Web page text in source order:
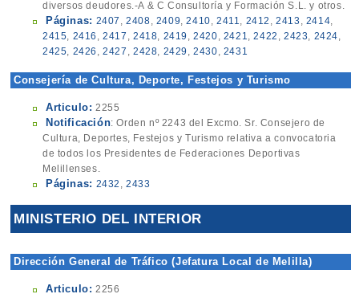
diversos deudores.-A & C Consultoría y Formación S.L. y otros.
Páginas: 2407 ,2408, 2409,2410, 2411, 2412 ,2413 , 2414,
2415, 2416 ,2417 , 2418, 2419 ,2420, 2421,2422 , 2423, 2424,
2425, 2426 ,2427 , 2428, 2429 ,2430, 2431
Consejería de Cultura, Deporte, Festejos y Turismo
Articulo: 2255
Notificación: Orden nº 2243 del Excmo. Sr. Consejero de
Cultura, Deportes, Festejos y Turismo relativa a convocatoria
de todos los Presidentes de Federaciones Deportivas
Melillenses.
Páginas: 2432 ,2433
MINISTERIO DEL INTERIOR
Dirección General de Tráfico (Jefatura Local de Melilla)
Articulo: 2256